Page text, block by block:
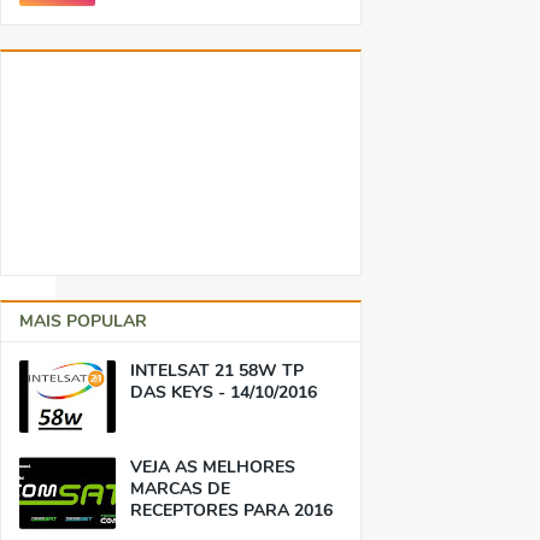
MAIS POPULAR
INTELSAT 21 58W TP
DAS KEYS - 14/10/2016
VEJA AS MELHORES
MARCAS DE
RECEPTORES PARA 2016